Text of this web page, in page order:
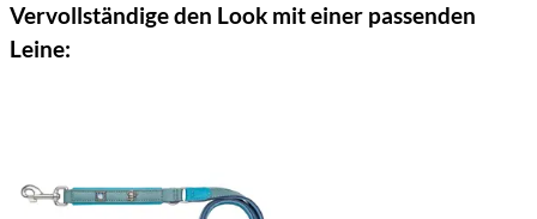
Vervollständige den Look mit einer passenden
Leine: